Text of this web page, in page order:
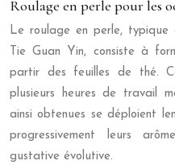
Roulage en perle pour les
Le roulage en perle, typique
Tie Guan Yin, consiste à
partir des feuilles de thé.
plusieurs heures de travail
ainsi obtenues se déploient
progressivement leurs
gustative évolutive.